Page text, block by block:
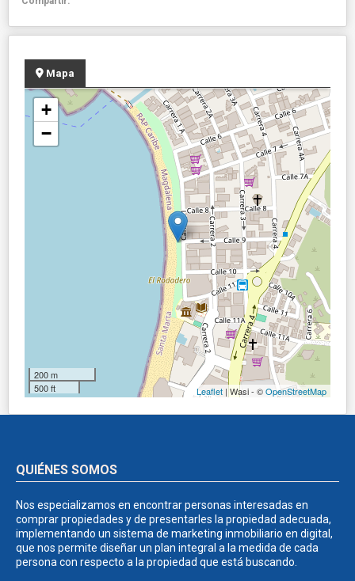
Mapa
+
−
200 m
500 ft
Leaflet | Wasi - ©OpenStreetMap
QUIÉNES SOMOS
Nos especializamos en encontrar personas interesadas en
comprar propiedades y de presentarles la propiedad adecuada,
implementando un sistema de marketing inmobiliario en digital,
que nos permite diseñar un plan integral a la medida de cada
persona con respecto a la propiedad que está buscando.